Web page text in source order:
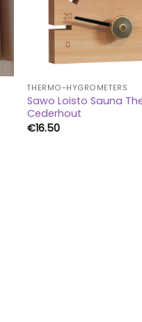
THERMO-HYGROMETERS
Sawo Loisto Sauna
Cederhout
€16.50